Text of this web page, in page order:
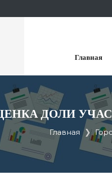
Главная
ДОЛИ
Главная